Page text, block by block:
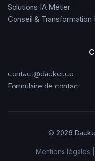
Solutions IA Métier
Conseil & Transformation
contact@dacker.co
Formulaire de contact
© 2026
Mentions légales